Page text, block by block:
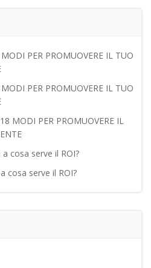
PER PROMUOVERE IL TUO
PER PROMUOVERE IL TUO
18 MODI PER PROMUOVERE IL
a cosa serve il ROI?
cosa serve il ROI?